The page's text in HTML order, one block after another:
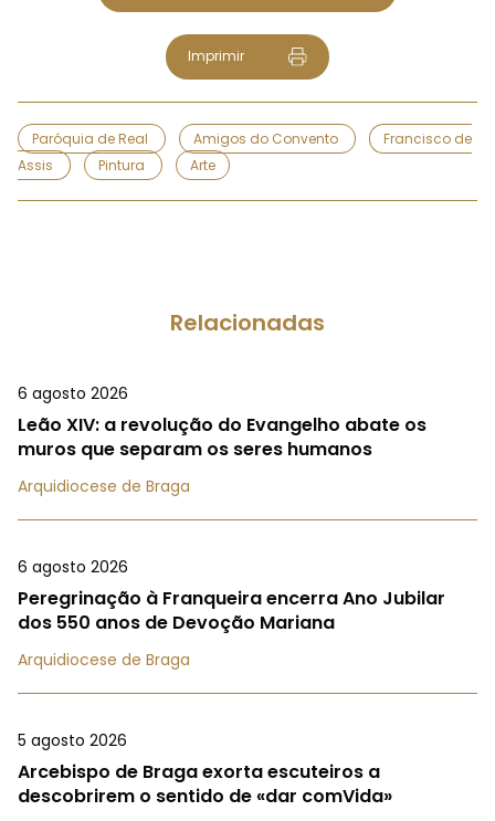
Imprimir
Paróquia de Real Amigos do Convento
Francisco de
Assis
Pintura Arte
Relacionadas
6 agosto 2026
Leão XIV: a revolução do Evangelho abate os
muros que separam os seres humanos
Arquidiocese de Braga
6 agosto 2026
Peregrinação à Franqueira encerra Ano Jubilar
dos 550 anos de Devoção Mariana
Arquidiocese de Braga
5 agosto 2026
Arcebispo de Braga exorta escuteiros a
descobrirem o sentido de «dar comVida»